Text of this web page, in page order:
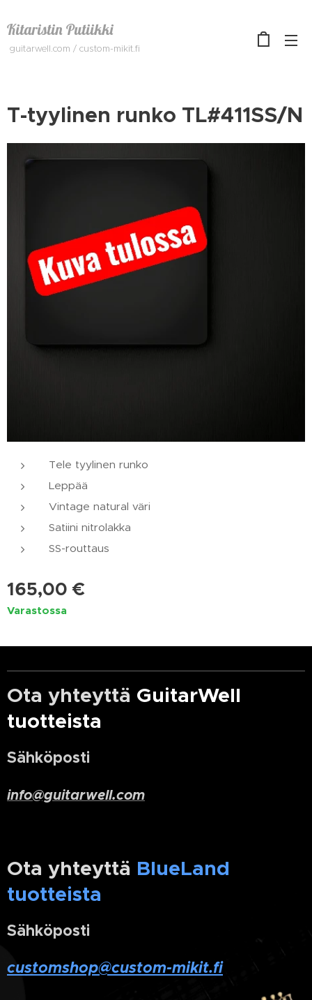
Kitaristin Putiikki
guitarwell.com / custom-mikit.fi
T-tyylinen runko TL#411SS/N
Tele tyylinen runko
Leppää
Vintage natural väri
Satiini nitrolakka
SS-routtaus
165,00 €
Varastossa
Ota yhteyttä GuitarWell
tuotteista
Sähköposti
info@guitarwell.com
Ota yhteyttä BlueLand
tuotteista
Sähköposti
customshop@custom-mikit.fi